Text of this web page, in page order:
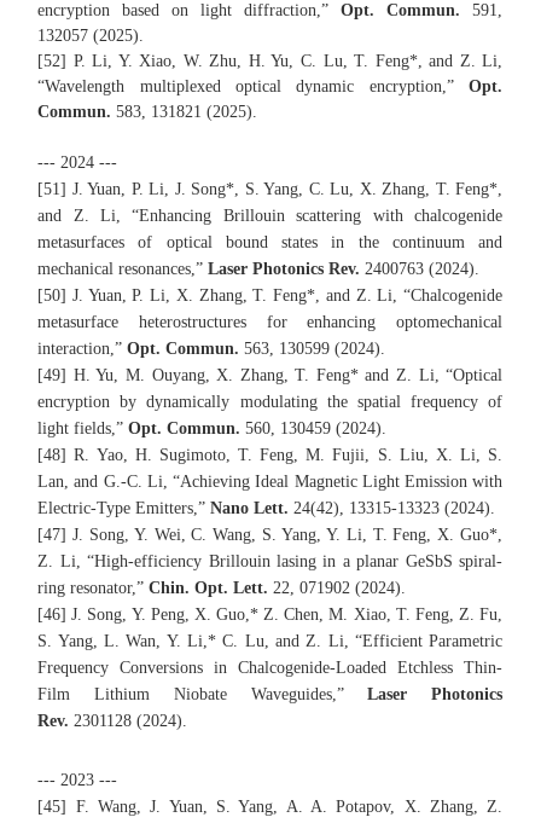
encryption based on light diffraction,”Opt. Commun.
591,
132057 (2025).
[52] P. Li, Y. Xiao, W. Zhu, H. Yu, C. Lu, T. Feng*, and Z. Li,
“Wavelength multiplexed optical dynamic encryption,”Opt.
Commun. 583, 131821 (2025).
--- 2024 ---
[51] J. Yuan, P. Li, J. Song*, S. Yang, C. Lu, X. Zhang, T. Feng*,
and Z. Li, “Enhancing Brillouin scattering with chalcogenide
metasurfaces of optical bound states in the continuum and
mechanical resonances,”Laser Photonics Rev. 2400763 (2024).
[50] J. Yuan, P. Li, X. Zhang, T. Feng*, and Z. Li, “Chalcogenide
metasurface heterostructures for enhancing optomechanical
interaction,”Opt. Commun. 563, 130599 (2024).
[49] H. Yu, M. Ouyang, X. Zhang, T. Feng* and Z. Li, “Optical
encryption by dynamically modulating the spatial frequency of
light fields,”Opt. Commun. 560, 130459 (2024).
[48] R. Yao, H. Sugimoto, T. Feng, M. Fujii, S. Liu, X. Li, S.
Lan, and G.-C. Li, “Achieving Ideal Magnetic Light Emission with
Electric-Type Emitters,”Nano Lett. 24(42), 13315-13323 (2024).
[47] J. Song, Y. Wei, C. Wang, S. Yang, Y. Li, T. Feng, X. Guo*,
Z. Li, “High-efficiency Brillouin lasing in a planar GeSbS spiral-
ring resonator,”Chin. Opt. Lett. 22, 071902 (2024).
[46] J. Song, Y. Peng, X. Guo,* Z. Chen, M. Xiao, T. Feng, Z. Fu,
S. Yang, L. Wan, Y. Li,* C. Lu, and Z. Li, “Efficient Parametric
Frequency Conversions in Chalcogenide-Loaded Etchless Thin-
Film Lithium Niobate Waveguides,”Laser Photonics
Rev. 2301128 (2024).
--- 2023 ---
[45] F. Wang, J. Yuan, S. Yang, A. A. Potapov, X. Zhang, Z.